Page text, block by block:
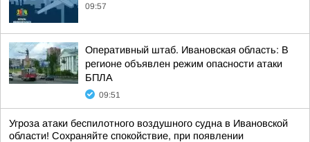
09:57
Оперативный штаб. Ивановская область: В
регионе объявлен режим опасности атаки
БПЛА
09:51
Угроза атаки беспилотного воздушного судна в Ивановской
области! Сохраняйте спокойствие, при появлении